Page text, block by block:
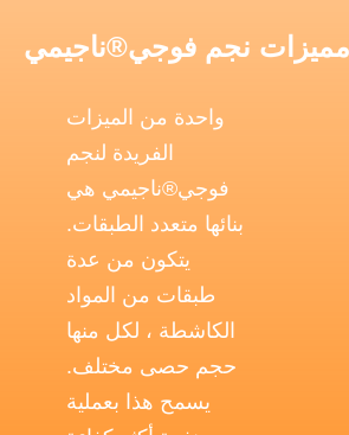
مميزات نجم فوجي®ناجيمي
واحدة من الميزات
الفريدة لنجم
فوجي®ناجيمي هي
بنائها متعدد الطبقات.
يتكون من عدة
طبقات من المواد
الكاشطة ، لكل منها
حجم حصى مختلف.
يسمح هذا بعملية